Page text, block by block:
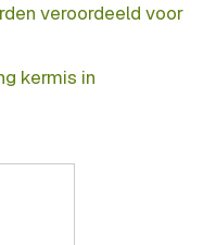
veroordeeld voor
kermis in